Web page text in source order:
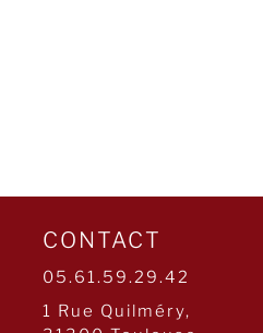
CONTACT
05.61.59.29.42
1 Rue Quilméry,